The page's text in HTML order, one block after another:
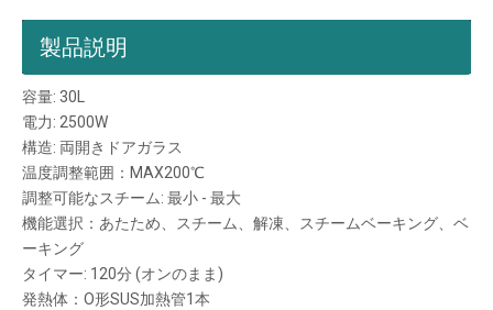
製品説明
容量: 30L
電力: 2500W
構造: 両開きドアガラス
温度調整範囲：MAX200℃
調整可能なスチーム: 最小 - 最大
機能選択：あたため、スチーム、解凍、スチームベーキング、ベ
ーキング
タイマー: 120分 (オンのまま)
発熱体：O形SUS加熱管1本